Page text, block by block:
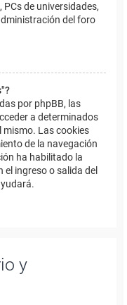
de universidades,
del foro
por phpBB, las
a determinados
Las cookies
de la navegación
ha habilitado la
ingreso o salida del
y